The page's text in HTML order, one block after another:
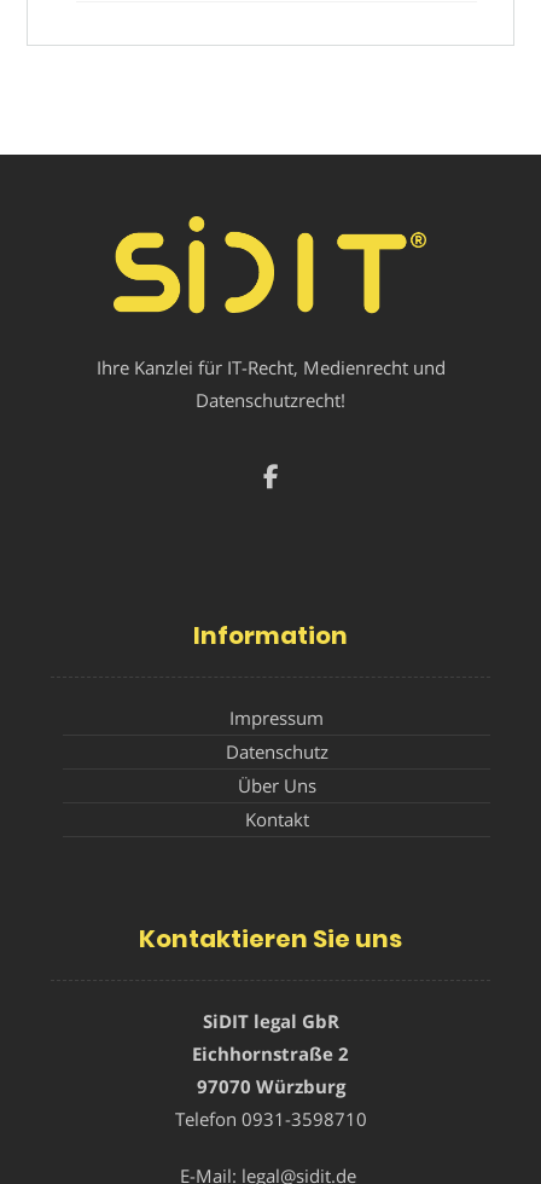
Ihre Kanzlei für IT-Recht, Medienrecht und
Datenschutzrecht!
Information
Impressum
Datenschutz
Über Uns
Kontakt
Kontaktieren Sie uns
SiDIT legal GbR
Eichhornstraße 2
97070 Würzburg
Telefon 0931-3598710
E-Mail: legal@sidit.de